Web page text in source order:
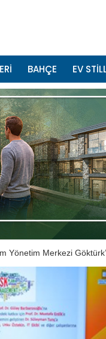
BAHÇE EV
Yönetim Merkezi